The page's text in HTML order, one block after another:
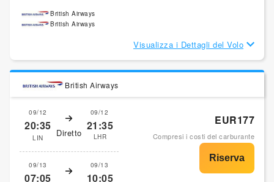
British Airways
British Airways
Visualizza i Dettagli del Volo
British Airways
09/12
20:35
LIN Diretto
09/12
21:35
LHR
09/13
07:05
09/13
10:05
EUR177
Compresi i costi del carburante